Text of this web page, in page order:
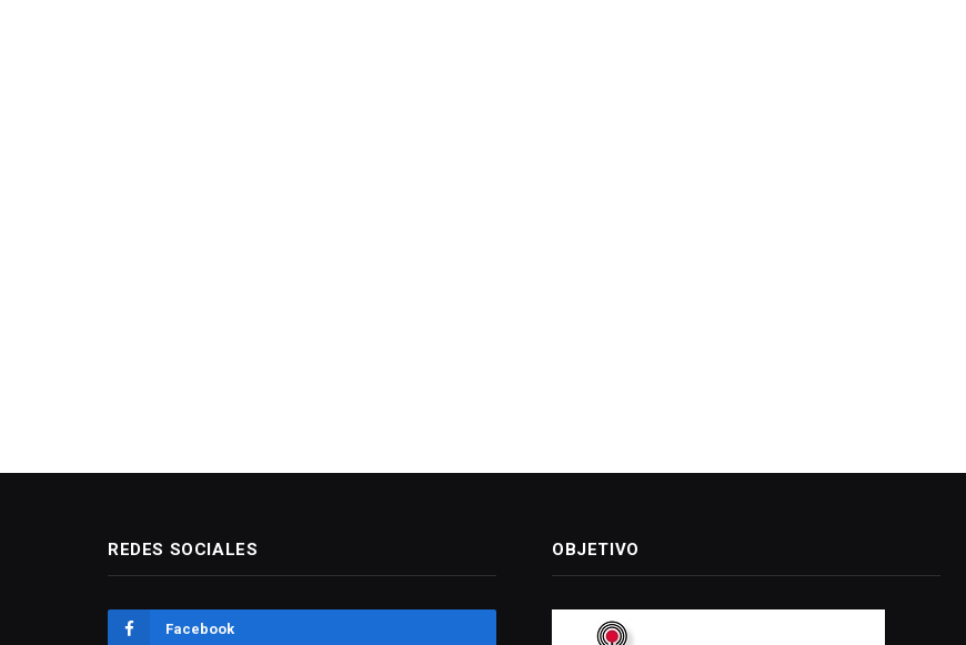
REDES SOCIALES
Facebook
OBJETIVO